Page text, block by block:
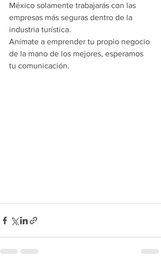
México solamente trabajarás con las
empresas más seguras dentro de la
industria turística.
Anímate a emprender tu propio negocio
de la mano de los mejores, esperamos
tu comunicación.